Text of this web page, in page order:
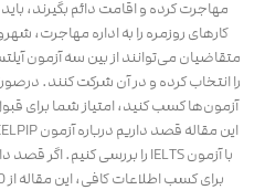
مهاجرت کرده و اقامت دائم بگیرند،
کارهای روزمره را به اداره مهاجرت،
را انتخاب کرده و در آن شرکت کنند.
آزمون‌ها کسب کنید، امتیاز شما برای
برای کسب اطلاعات کافی، این مقاله از Visa2020 را تا انتها مطالعه کنید.